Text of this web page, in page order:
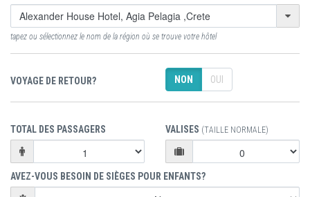
tapez ou sélectionnez le nom de la région où se trouve votre hôtel
VOYAGE DE RETOUR? NON OUI
TOTAL DES PASSAGERS VALISES (TAILLE NORMALE)
AVEZ-VOUS BESOIN DE SIÈGES POUR ENFANTS?